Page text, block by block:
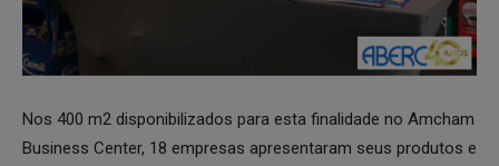
Nos 400 m2 disponibilizados para esta finalidade no Amcham
Business Center, 18 empresas apresentaram seus produtos e